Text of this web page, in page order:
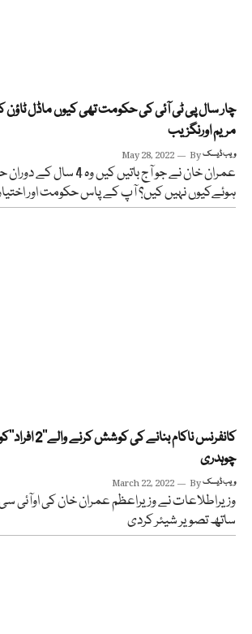
چار سال پی ٹی آئی کی حکومت تھی کیوں ماڈل ٹاؤن
مریم اورنگزیب
May 28, 2022 Byویب ڈیسک
عمران خان نے جو آج باتیں
ہوئےکیوں نہیں کیں؟ آپ کے پاس حکومت اور اختیار
کانفرنس ناکام بنانے
چوہدری
March 22, 2022 Byویب ڈیسک
وزیراطلاعات نے وزیراعظم عمران خان کی اوآئی
ساتھ تصویر شیئر کردی